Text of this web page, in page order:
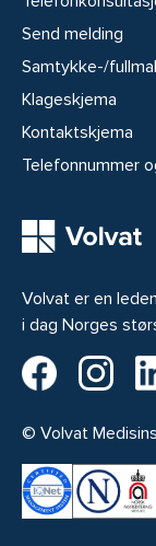
Volvat er en
i dag Norges
Volvat på
© Volvat
Send melding
Samtykke-/
Klageskjema
Kontaktskjema
Telefonnummer